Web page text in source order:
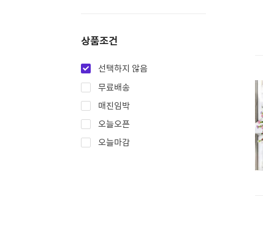
상품조건
선택하지 않음
무료배송
매진임박
오늘오픈
오늘마감